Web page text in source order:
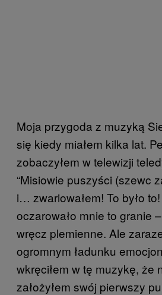
Moja przygoda z muzyką
się kiedy miałem kilka lat.
zobaczyłem w telewizji
“Misiowie puszyści (szewc
i… zwariowałem! To było
oczarowało mnie to granie
wręcz plemienne. Ale
ogromnym ładunku
wkręciłem w tę muzykę, że
założyłem swój pierwszy